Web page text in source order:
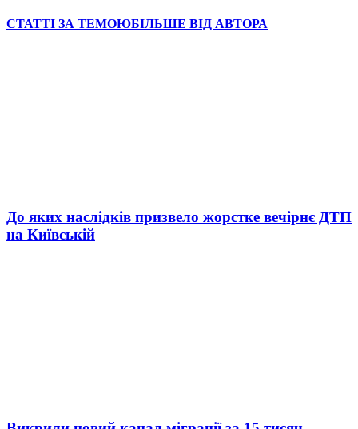
СТАТТІ ЗА ТЕМОЮБІЛЬШЕ ВІД АВТОРА
До яких наслідків призвело жорстке вечірнє ДТП
на Київській